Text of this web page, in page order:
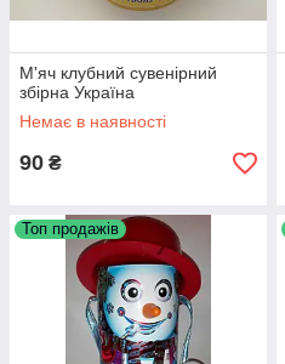
М'яч клубний сувенірний
збірна Україна
Немає в наявності
90 ₴
Топ продажів